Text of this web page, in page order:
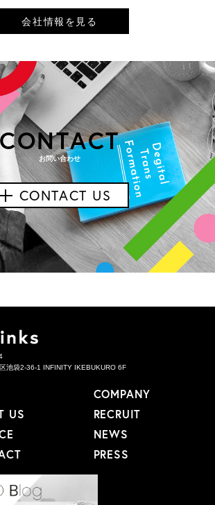
会社情報を見る
お問い合わせ
CONTACT US
池袋2-36-1 INFINITY IKEBUKURO 6F
COMPANY
US
RECRUIT
NEWS
PRESS